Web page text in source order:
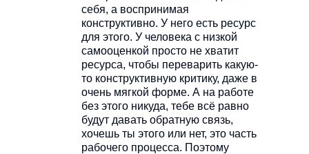
себя, а воспринимая
конструктивно. У него есть ресурс
для этого. У человека с низкой
самооценкой просто не хватит
ресурса, чтобы переварить какую-
то конструктивную критику, даже в
очень мягкой форме. А на работе
без этого никуда, тебе всё равно
будут давать обратную связь,
хочешь ты этого или нет, это часть
рабочего процесса. Поэтому